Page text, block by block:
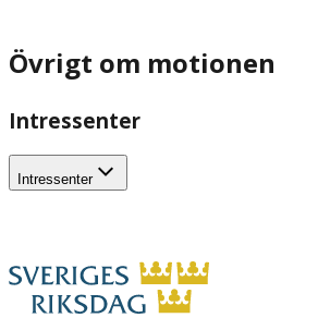
Övrigt om motionen
Intressenter
Intressenter